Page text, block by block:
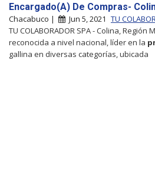
Encargado(A) De Compras-
Chacabuco | Jun 5, 2021 TU
TU COLABORADOR SPA - Colina,
reconocida a nivel nacional, líder en la
gallina en diversas categorías, ubicada